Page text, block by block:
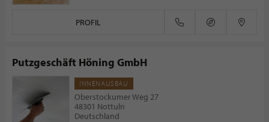
PROFIL
Putzgeschäft Höning GmbH
INNENAUSBAU
Oberstockumer Weg 27
48301 Nottuln
Deutschland